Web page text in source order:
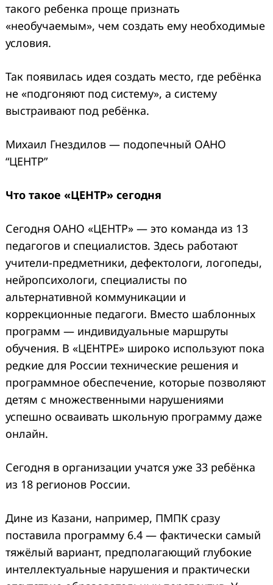
такого ребенка проще признать
«необучаемым», чем создать ему необходимые
условия.
Так появилась идея создать место, где ребёнка
не «подгоняют под систему», а систему
выстраивают под ребёнка.
Михаил Гнездилов — подопечный ОАНО
“ЦЕНТР”
Что такое «ЦЕНТР» сегодня
Сегодня ОАНО «ЦЕНТР» — это команда из 13
педагогов и специалистов. Здесь работают
учители-предметники, дефектологи, логопеды,
нейропсихологи, специалисты по
альтернативной коммуникации и
коррекционные педагоги. Вместо шаблонных
программ — индивидуальные маршруты
обучения. В «ЦЕНТРЕ» широко используют пока
редкие для России технические решения и
программное обеспечение, которые позволяют
детям с множественными нарушениями
успешно осваивать школьную программу даже
онлайн.
Сегодня в организации учатся уже 33 ребёнка
из 18 регионов России.
Дине из Казани, например, ПМПК сразу
поставила программу 6.4 — фактически самый
тяжёлый вариант, предполагающий глубокие
интеллектуальные нарушения и практически